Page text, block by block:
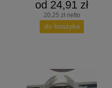
od 24,91 zł
20,25 zł netto
do koszyka